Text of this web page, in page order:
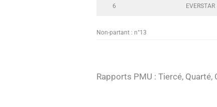
6 EVERSTAR
Non-partant : n°13
Rapports PMU : Tiercé,